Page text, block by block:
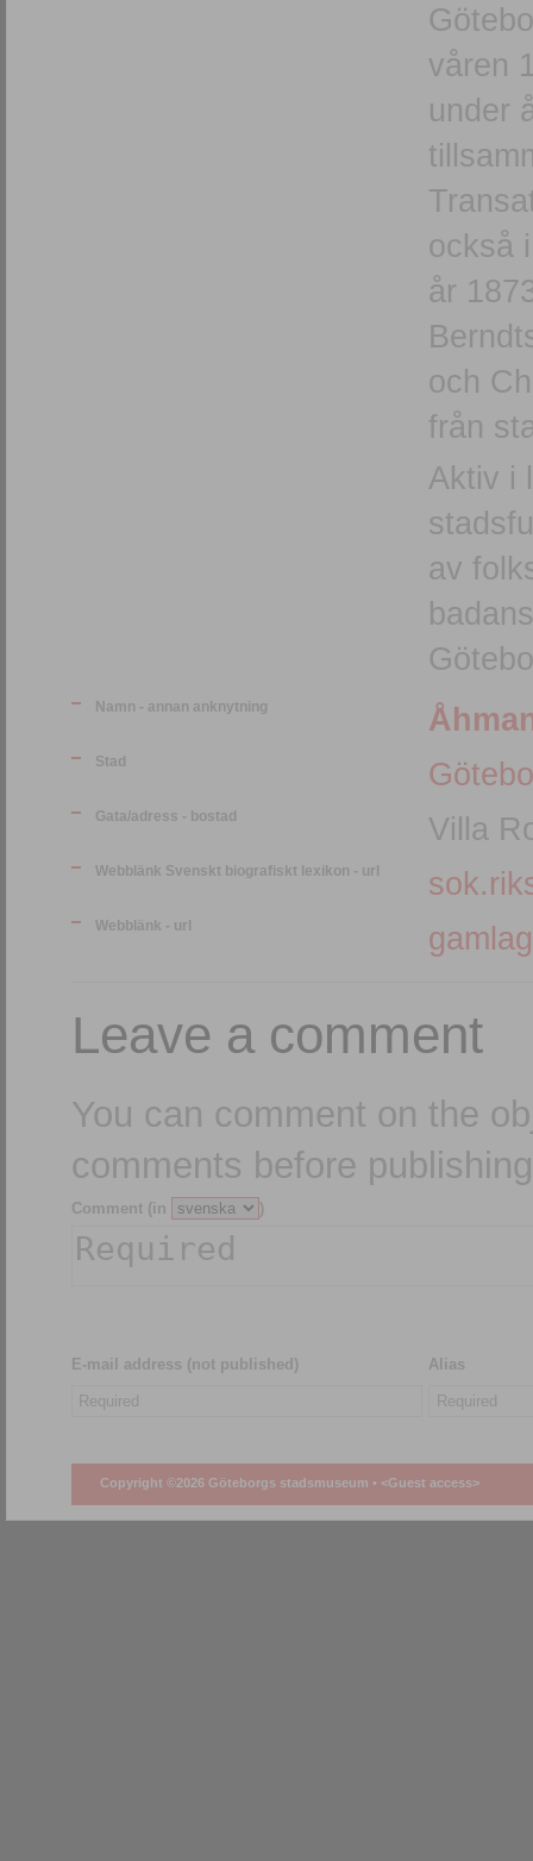
våren
under
också
år
och
från
Aktiv i
av
Namn - annan anknytning
Stad
Gata/adress - bostad Villa
Webblänk Svenskt biografiskt lexikon - url
Webblänk - url
Leave a comment
You can comment on the
comments before
Comment (in )
E-mail address (not published) Alias
Copyright ©2026 Göteborgs stadsmuseum • <Guest access>